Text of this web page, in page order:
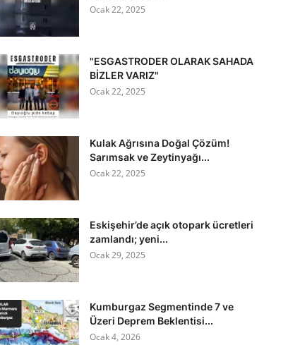
Ocak 22, 2025
"ESGASTRODER OLARAK SAHADA
BİZLER VARIZ"
Ocak 22, 2025
Kulak Ağrısına Doğal Çözüm!
Sarımsak ve Zeytinyağı...
Ocak 22, 2025
Eskişehir’de açık otopark ücretleri
zamlandı; yeni...
Ocak 29, 2025
Kumburgaz Segmentinde 7 ve
Üzeri Deprem Beklentisi...
Ocak 4, 2026